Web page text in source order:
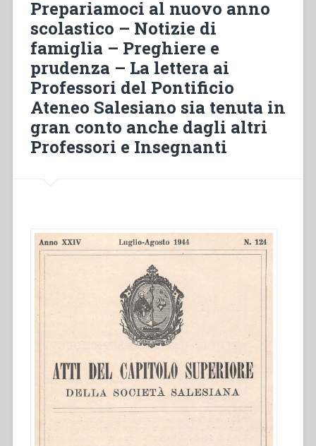
Notizie
dolorose
Prossimi
Esercizi
Spirituali
e
pei
medesimi”
Prepariamoci al nuovo anno
scolastico – Notizie di
famiglia – Preghiere e
prudenza – La lettera ai
Professori del Pontificio
Ateneo Salesiano sia tenuta in
gran conto anche dagli altri
Professori e Insegnanti